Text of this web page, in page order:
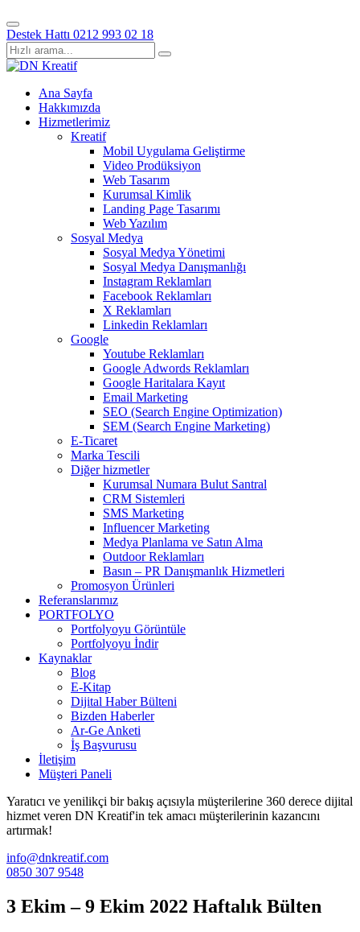
Destek Hattı 0212 993 02 18
Ana Sayfa
Hakkımızda
Hizmetlerimiz
Kreatif
Mobil Uygulama Geliştirme
Video Prodüksiyon
Web Tasarım
Kurumsal Kimlik
Landing Page Tasarımı
Web Yazılım
Sosyal Medya
Sosyal Medya Yönetimi
Sosyal Medya Danışmanlığı
Instagram Reklamları
Facebook Reklamları
X Reklamları
Linkedin Reklamları
Google
Youtube Reklamları
Google Adwords Reklamları
Google Haritalara Kayıt
Email Marketing
SEO (Search Engine Optimization)
SEM (Search Engine Marketing)
E-Ticaret
Marka Tescili
Diğer hizmetler
Kurumsal Numara Bulut Santral
CRM Sistemleri
SMS Marketing
Influencer Marketing
Medya Planlama ve Satın Alma
Outdoor Reklamları
Basın – PR Danışmanlık Hizmetleri
Promosyon Ürünleri
Referanslarımız
PORTFOLYO
Portfolyoyu Görüntüle
Portfolyoyu İndir
Kaynaklar
Blog
E-Kitap
Dijital Haber Bülteni
Bizden Haberler
Ar-Ge Anketi
İş Başvurusu
İletişim
Müşteri Paneli
Yaratıcı ve yenilikçi bir bakış açısıyla müşterilerine 360 derece dijital
hizmet veren DN Kreatif'in tek amacı müşterilerinin kazancını
artırmak!
info@dnkreatif.com
0850 307 9548
3 Ekim – 9 Ekim 2022 Haftalık Bülten